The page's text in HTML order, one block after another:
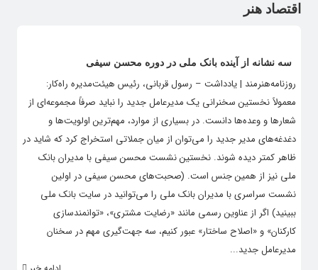
اقتصاد هنر
سه نشانه از آینده بانک ملی در دوره محسن سیفی
روزنامه‌هنرمند | یادداشت – رسول قربانی، رئیس هیئت‌مدیره راه‌کار:
معمولاً نخستین سخنرانی یک مدیرعامل جدید را نباید صرفاً مجموعه‌ای از
شعارها و وعده‌ها دانست. در بسیاری از موارد، مهم‌ترین اولویت‌ها و
دغدغه‌های مدیر جدید را می‌توان از میان جملاتی استخراج کرد که شاید در
ظاهر کمتر دیده شوند. نخستین نشست محسن سیفی با مدیران بانک
ملی نیز از همین جنس است. (صحبت‌های محسن سیفی در اولین
نشست سراسری با مدیران بانک ملی را می‌توانید در سایت بانک ملی
ببینید) اگر از عناوین رسمی مانند «رضایت مشتری»، «توانمندسازی
کارکنان» و «اصلاح ساختار» عبور کنیم، سه جهت‌گیری مهم در سخنان
مدیرعامل جدید...